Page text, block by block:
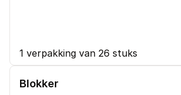
1 verpakking van 26 stuks
Blokker